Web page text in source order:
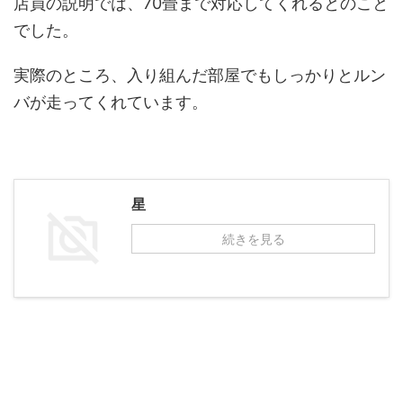
でした。
実際のところ、入り組んだ部屋でもしっかりとルン
バが走ってくれています。
星
続きを見る